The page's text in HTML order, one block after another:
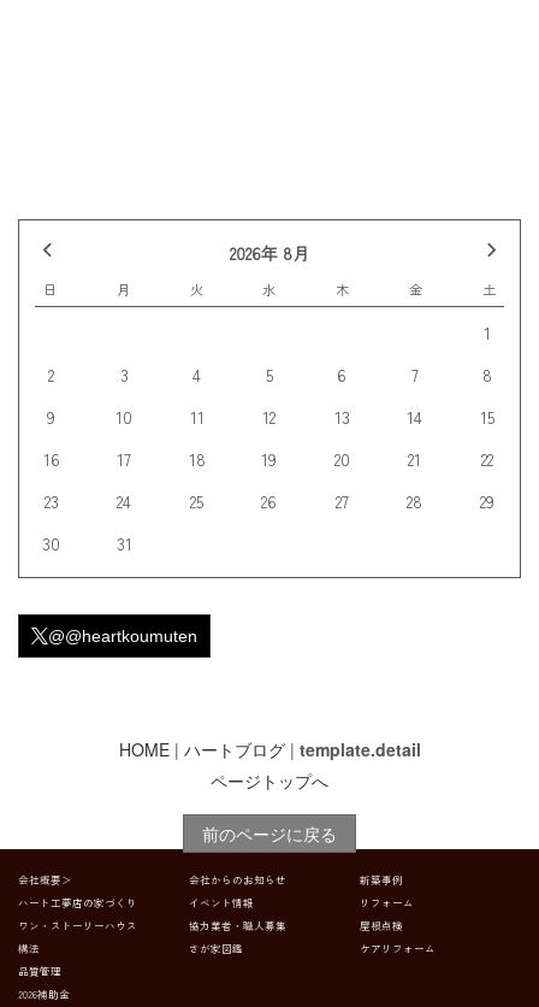
2026年 8月
日 月 火 水 木 金 土
1
2
3 4 5 6 7
8
9
10 11 12 13 14
15
16
17 18 19 20 21
22
23
24 25 26 27 28
29
30
31
@@heartkoumuten
HOME| ハートブログ| template.detail
ページトップへ
前のページに戻る
会社概要＞
ハート工夢店の家づくり
ワン・ストーリーハウス
構法
品質管理
2026補助金
会社からのお知らせ
イベント情報
協力業者・職人募集
さが家図鑑
新築事例
リフォーム
屋根点検
ケアリフォーム